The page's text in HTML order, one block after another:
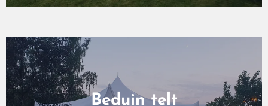
Beduin telt